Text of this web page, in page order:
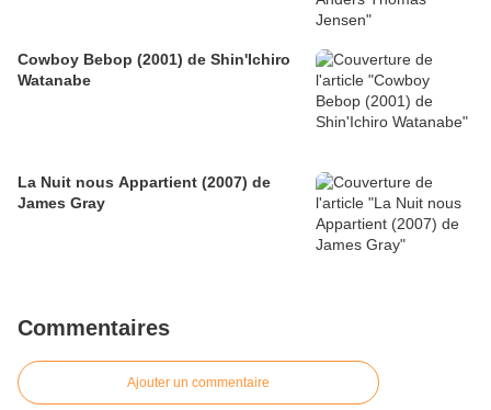
Cowboy Bebop (2001) de Shin'Ichiro
Watanabe
La Nuit nous Appartient (2007) de
James Gray
Commentaires
Ajouter un commentaire